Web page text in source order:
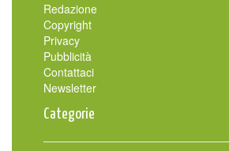
Redazione
Copyright
Privacy
Pubblicità
Contattaci
Newsletter
Categorie